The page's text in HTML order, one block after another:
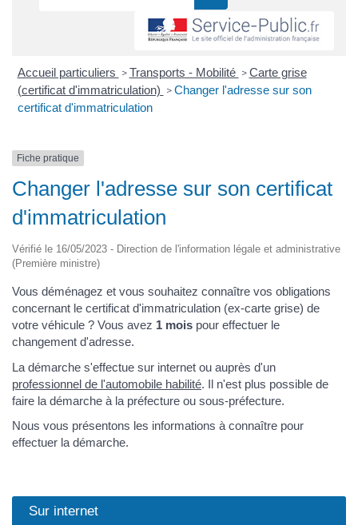
Accueil particuliers > Transports - Mobilité > Carte grise
(certificat d'immatriculation) > Changer l'adresse sur son
certificat d'immatriculation
Fiche pratique
Changer l'adresse sur son certificat
d'immatriculation
Vérifié le 16/05/2023 - Direction de l'information légale et administrative
(Première ministre)
Vous déménagez et vous souhaitez connaître vos obligations
concernant le certificat d'immatriculation (ex-carte grise) de
votre véhicule ? Vous avez 1 mois pour effectuer le
changement d'adresse.
La démarche s'effectue sur internet ou auprès d'un
professionnel de l'automobile habilité. Il n'est plus possible de
faire la démarche à la préfecture ou sous-préfecture.
Nous vous présentons les informations à connaître pour
effectuer la démarche.
Sur internet